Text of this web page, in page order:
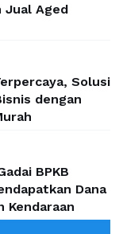
Jual Aged
Solusi
dengan
BPKB
Dana
Kendaraan